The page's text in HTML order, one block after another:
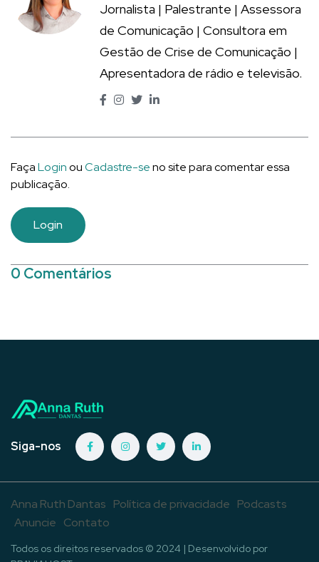
Jornalista | Palestrante | Assessora
de Comunicação | Consultora em
Gestão de Crise de Comunicação |
Apresentadora de rádio e televisão.
FaçaLoginouCadastre-seno site para comentar essa
publicação.
Login
0 Comentários
Siga-nos
Anna Ruth Dantas Política de privacidade Podcasts
Anuncie Contato
Todos os direitos reservados © 2024 | Desenvolvido por